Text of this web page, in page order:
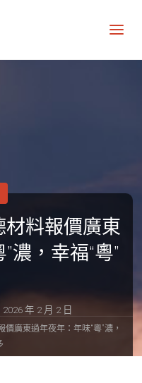
材料報價廣東
濃，幸福“粵”
2026 年 2 月 2 日
價廣東過年夜年：年味“粵”濃，